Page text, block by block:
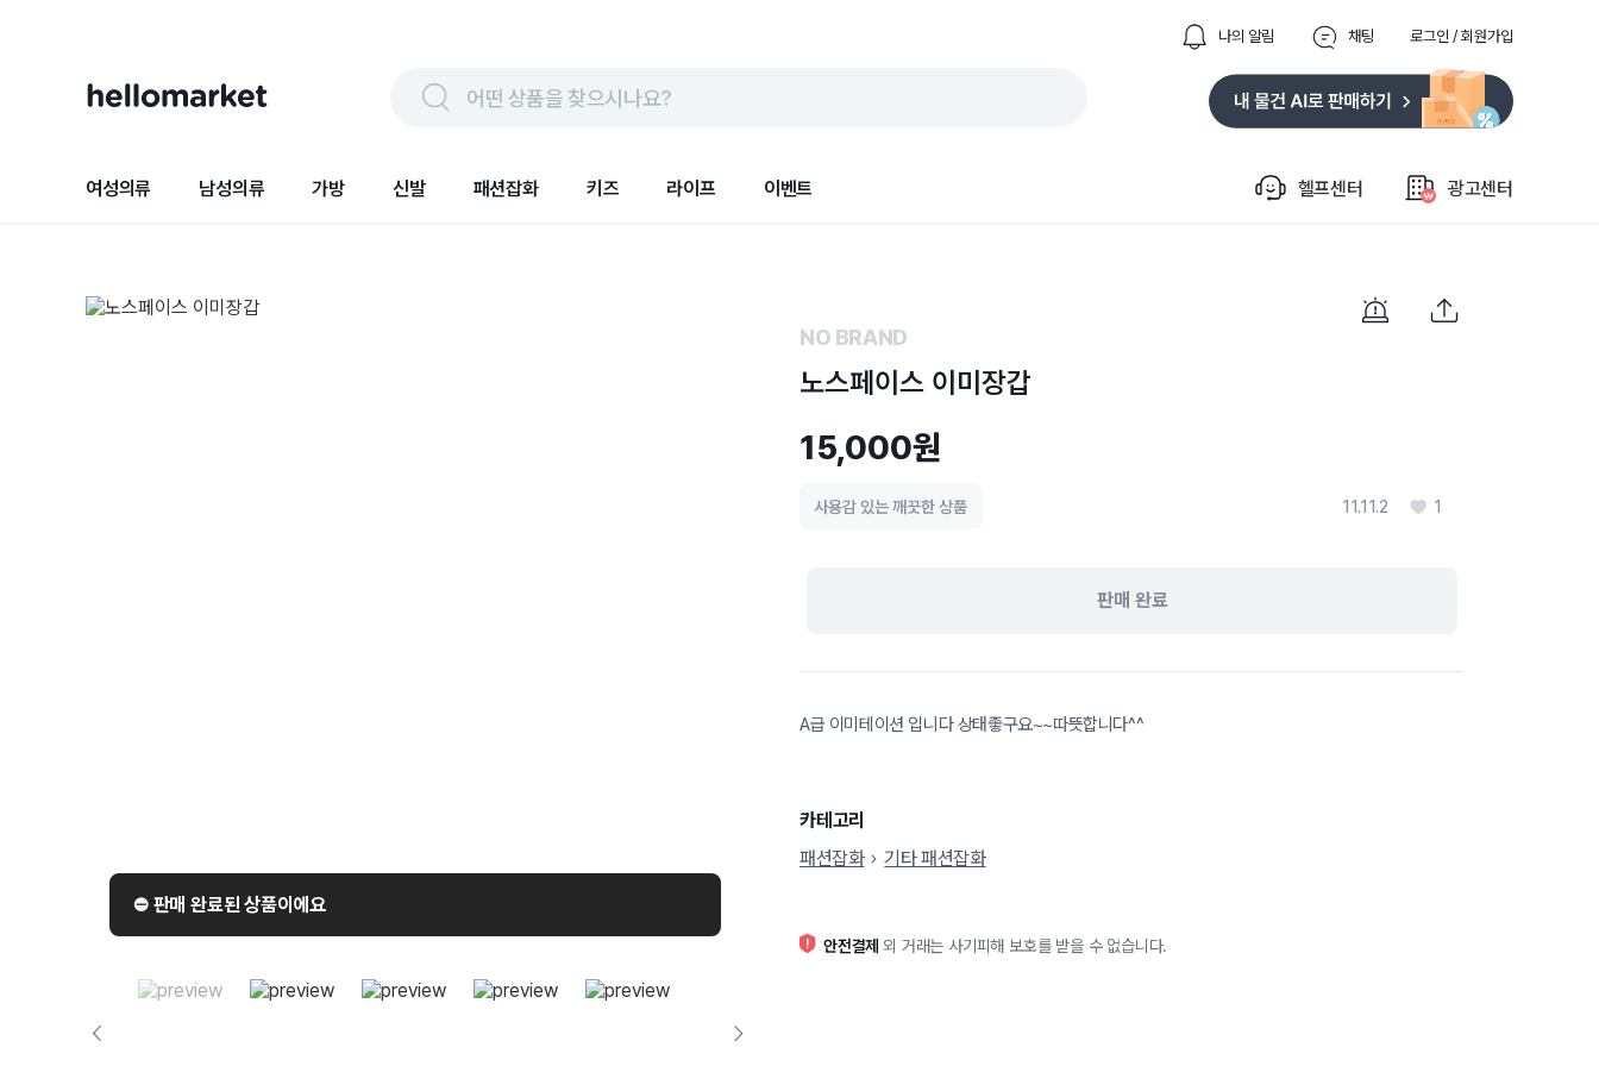
나의 알림 채팅 로그인 / 회원가입
어떤 상품을 찾으시나요?
여성의류 남성의류 가방 신발 패션잡화 키즈 라이프 이벤트 헬프센터 광고센터
⛔️ 판매 완료된 상품이에요
NO BRAND
노스페이스 이미장갑
15,000원
11.11.2 1
사용감 있는 깨끗한 상품
판매 완료
A급 이미테이션 입니다 상태좋구요~~따뜻합니다^^
카테고리
패션잡화
기타 패션잡화
안전결제 외 거래는 사기피해 보호를 받을 수 없습니다.